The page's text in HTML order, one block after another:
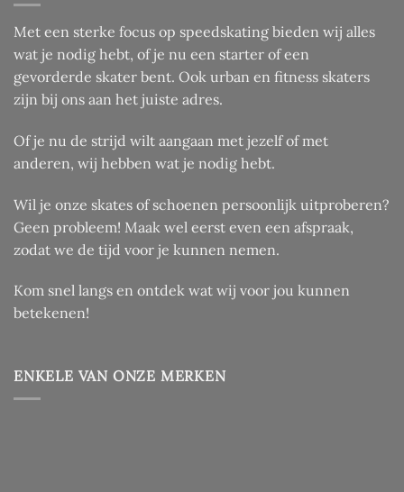
gekozen
worden
productpagina
Met een sterke focus op speedskating bieden wij alles
wat je nodig hebt, of je nu een starter of een
gevorderde skater bent. Ook urban en fitness skaters
zijn bij ons aan het juiste adres.
Of je nu de strijd wilt aangaan met jezelf of met
anderen, wij hebben wat je nodig hebt.
Wil je onze skates of schoenen persoonlijk uitproberen?
Geen probleem! Maak wel eerst even een afspraak,
zodat we de tijd voor je kunnen nemen.
Kom snel langs en ontdek wat wij voor jou kunnen
betekenen!
ENKELE VAN ONZE MERKEN